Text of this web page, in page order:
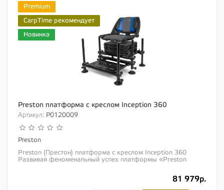
Premium
CarpTime рекомендует
Новинка
Preston платформа с креслом Inception 360
Артикул: P0120009
Preston
Preston (Престон) платформа с креслом Inception 360
Развивая феноменальный успех платформы «Preston
81 979р.